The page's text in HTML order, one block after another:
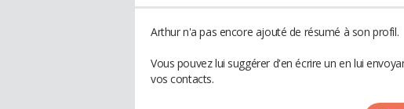
Arthur n'a pas encore ajouté de résumé à son profil.
Vous pouvez lui suggérer d'en écrire un en lui
vos contacts.